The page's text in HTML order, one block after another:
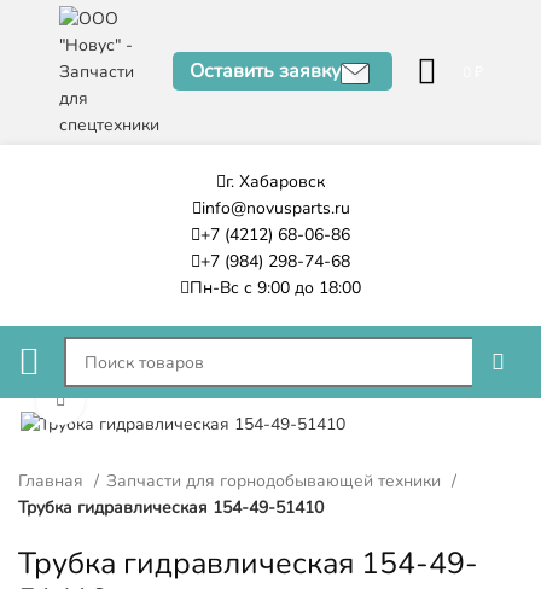
Оставить заявку
г. Хабаровск
info@novusparts.ru
+7 (4212) 68-06-86
+7 (984) 298-74-68
Пн-Вс с 9:00 до 18:00
Нажмите, чтобы увеличить
Главная
Запчасти для горнодобывающей техники
Трубка гидравлическая 154-49-51410
Трубка гидравлическая 154-49-